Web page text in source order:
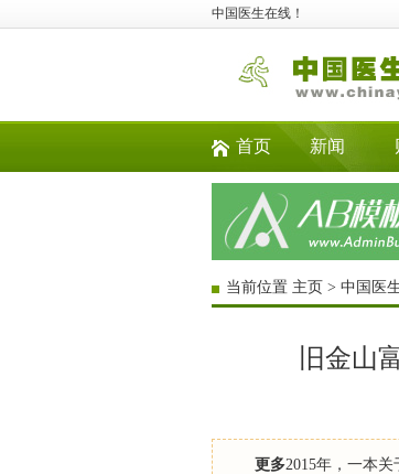
中国医生在线！
首页 新闻
当前位置 主页 > 中国医
旧金山
更多2015年，一本